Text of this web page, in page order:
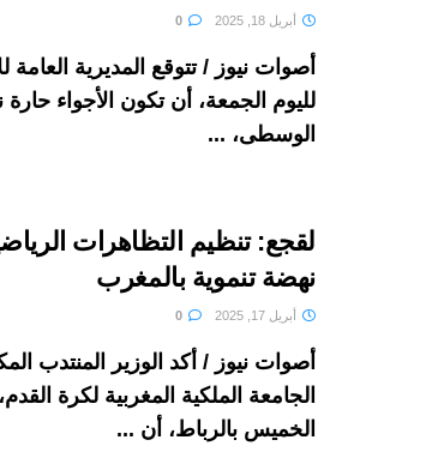
أبريل 18, 2025
أصوات نيوز / تتوقع المديرية العامة
لليوم الجمعة، أن تكون الأجواء حارة
الوسطى، ...
لقجع: تنظيم التظاهرات
نهضة تنموية بالمغرب
أبريل 17, 2025
أصوات نيوز / أكد الوزير المنتدب
الجامعة الملكية المغربية لكرة
الخميس بالرباط، أن ...